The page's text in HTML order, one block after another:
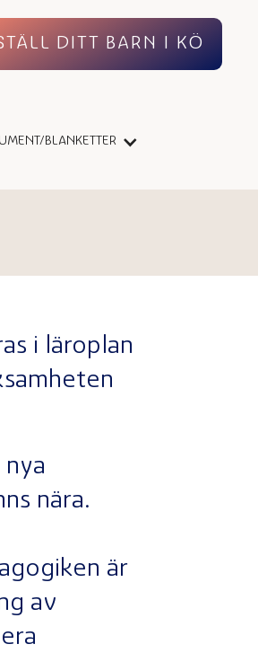
DITT BARN I KÖ
BLANKETTER
i läroplan
nära.
är
av